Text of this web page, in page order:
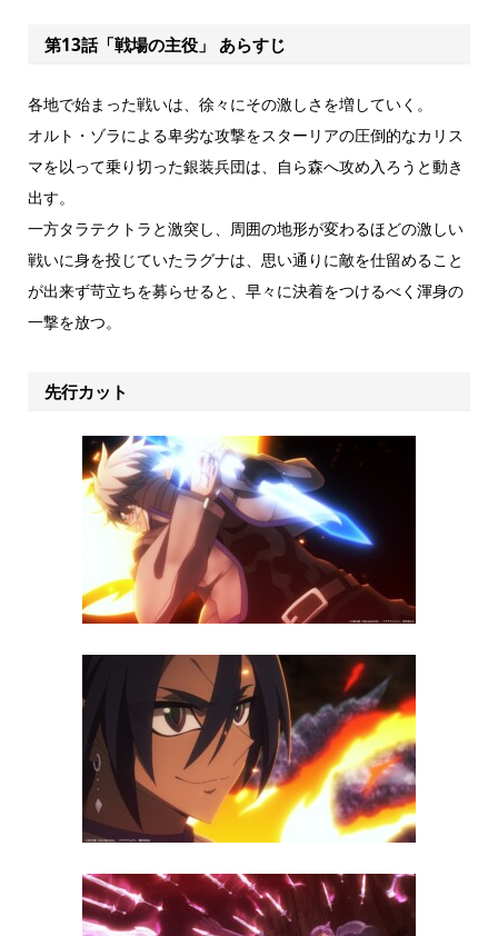
第13話「戦場の主役」 あらすじ
各地で始まった戦いは、徐々にその激しさを増していく。
オルト・ゾラによる卑劣な攻撃をスターリアの圧倒的なカリス
マを以って乗り切った銀装兵団は、自ら森へ攻め入ろうと動き
出す。
一方タラテクトラと激突し、周囲の地形が変わるほどの激しい
戦いに身を投じていたラグナは、思い通りに敵を仕留めること
が出来ず苛立ちを募らせると、早々に決着をつけるべく渾身の
一撃を放つ。
先行カット